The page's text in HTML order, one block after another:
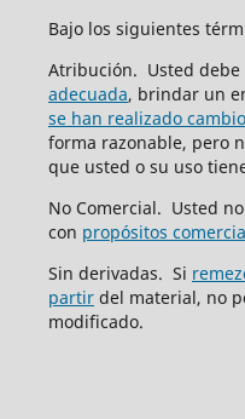
Bajo los siguientes
Atribución. Usted debe
adecuada, brindar un
se han realizado
forma razonable, pero
que usted o su uso
No Comercial. Usted
con propósitos
Sin derivadas. Si
partirdel material, no
modificado.